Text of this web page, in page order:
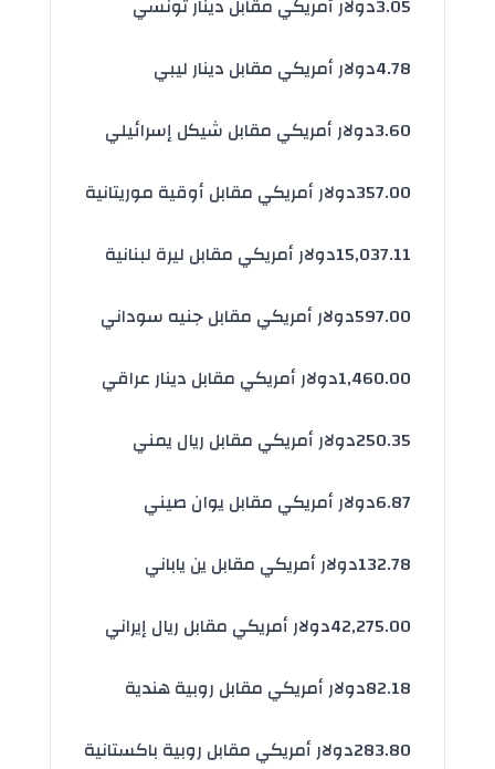
3.05دولار أمريكي مقابل دينار تونسي
4.78دولار أمريكي مقابل دينار ليبي
3.60دولار أمريكي مقابل شيكل إسرائيلي
357.00دولار أمريكي مقابل أوقية موريتانية
15,037.11دولار أمريكي مقابل ليرة لبنانية
597.00دولار أمريكي مقابل جنيه سوداني
1,460.00دولار أمريكي مقابل دينار عراقي
250.35دولار أمريكي مقابل ريال يمني
6.87دولار أمريكي مقابل يوان صيني
132.78دولار أمريكي مقابل ين ياباني
42,275.00دولار أمريكي مقابل ريال إيراني
82.18دولار أمريكي مقابل روبية هندية
283.80دولار أمريكي مقابل روبية باكستانية